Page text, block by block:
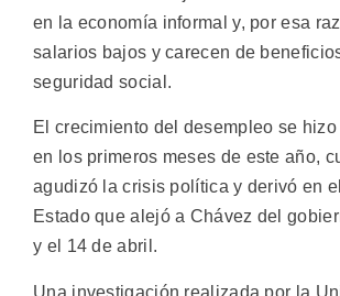
en la economía informal y, por esa
salarios bajos y carecen de
seguridad social.
El crecimiento del desempleo se
en los primeros meses de este año,
agudizó la crisis política y derivó en
Estado que alejó a Chávez del
y el 14 de abril.
Una investigación realizada por la